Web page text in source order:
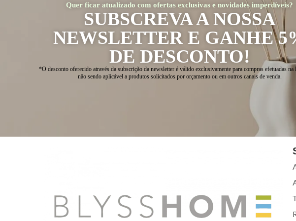
Quer ficar atualizado com ofertas exclusivas e novidades imperdíveis?
SUBSCREVA A NOSSA
NEWSLETTER E GANHE
DE DESCONTO!
*O desconto oferecido através da subscrição da newsletter é válido exclusivamente para compras efetuadas na
não sendo aplicável a produtos solicitados por orçamento ou em outros canais de venda.